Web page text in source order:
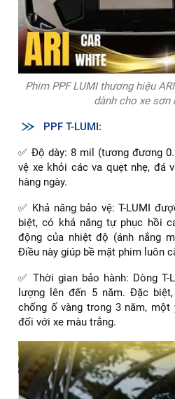
Phim PPF LUMI thương hiệu
dành cho xe sơn
PPF T-LUMI:
✅ Độ dày: 8 mil (tương đương
vệ xe khỏi các va quẹt nhẹ, đá
hàng ngày.
✅ Khả năng bảo vệ: T-LUMI
biệt, có khả năng tự phục hồi
động của nhiệt độ (ánh nắng
Điều này giúp bề mặt phim luôn
✅ Thời gian bảo hành: Dòng
lượng lên đến 5 năm. Đặc
chống ố vàng trong 3 năm,
đối với xe màu trắng.